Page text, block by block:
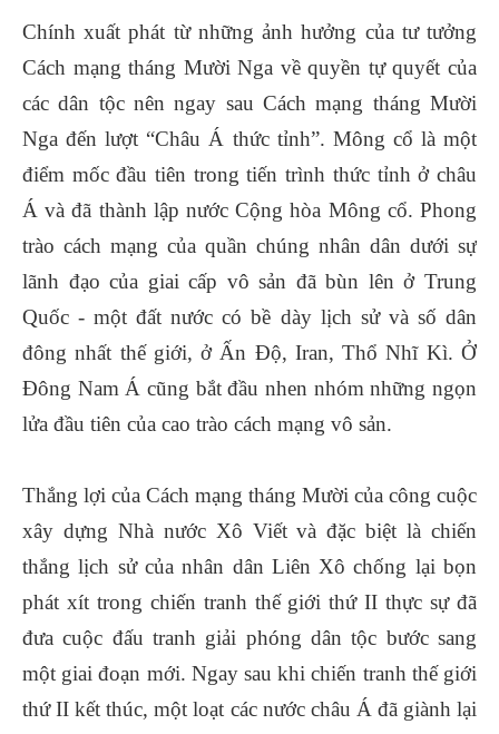
Chính xuất phát từ những ảnh hưởng của tư tưởng
Cách mạng tháng Mười Nga về quyền tự quyết của
các dân tộc nên ngay sau Cách mạng tháng Mười
Nga đến lượt “Châu Á thức tỉnh”. Mông cổ là một
điểm mốc đầu tiên trong tiến trình thức tỉnh ở châu
Á và đã thành lập nước Cộng hòa Mông cổ. Phong
trào cách mạng của quần chúng nhân dân dưới sự
lãnh đạo của giai cấp vô sản đã bùn lên ở Trung
Quốc - một đất nước có bề dày lịch sử và số dân
đông nhất thế giới, ở Ấn Độ, Iran, Thổ Nhĩ Kì. Ở
Đông Nam Á cũng bắt đầu nhen nhóm những ngọn
lửa đầu tiên của cao trào cách mạng vô sản.
Thắng lợi của Cách mạng tháng Mười của công cuộc
xây dựng Nhà nước Xô Viết và đặc biệt là chiến
thắng lịch sử của nhân dân Liên Xô chống lại bọn
phát xít trong chiến tranh thế giới thứ II thực sự đã
đưa cuộc đấu tranh giải phóng dân tộc bước sang
một giai đoạn mới. Ngay sau khi chiến tranh thế giới
thứ II kết thúc, một loạt các nước châu Á đã giành lại